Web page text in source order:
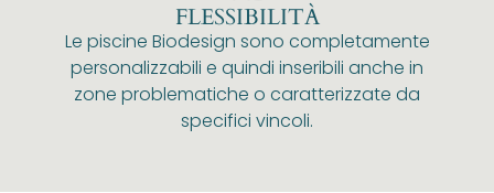
FLESSIBILITÀ
Le piscine Biodesign sono completamente
personalizzabili e quindi inseribili anche in
zone problematiche o caratterizzate da
specifici vincoli.